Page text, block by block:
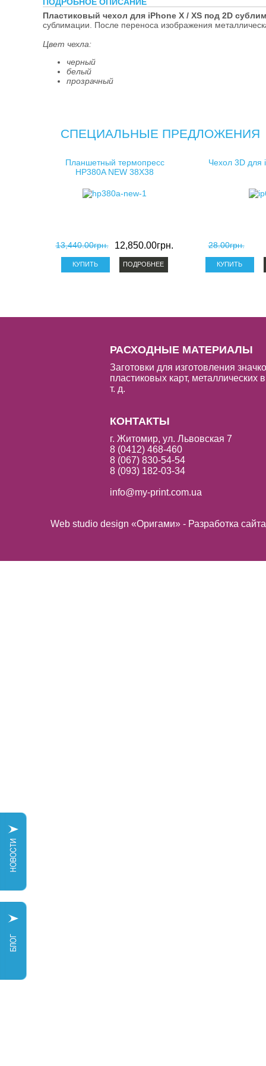
косметички
клатчи для
Пластиковый чехол для iPhone X / XS под 2D
сублимации. После переноса изображения
Цвет чехла:
черный
белый
прозрачный
СПЕЦИАЛЬНЫЕ ПРЕДЛОЖЕНИЯ
Планшетный термопресс
HP380A NEW 38X38
13,440.00грн. 12,850.00грн.
ПОДРОБНЕЕ
Чехол 3D для
28.00грн.
РАСХОДНЫЕ МАТЕРИАЛЫ
Заготовки для изготовления
пластиковых карт, металлических
т. д.
КОНТАКТЫ
г. Житомир, ул. Львовская 7
8 (0412) 468-460
8 (067) 830-54-54
8 (093) 182-03-34
info@my-print.com.ua
Web studio design «Оригами» - Разработка